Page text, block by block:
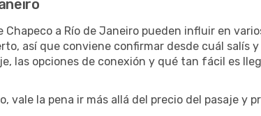
Chapeco a Río de Janeiro pueden influir en
así que conviene confirmar desde cuál salís
las opciones de conexión y qué tan fácil es
vale la pena ir más allá del precio del pasaje